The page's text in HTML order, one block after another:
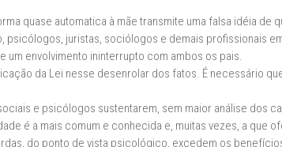
quase automatica à mãe transmite uma falsa idéia de
psicólogos, juristas, sociólogos e demais profissionais
envolvimento ininterrupto com ambos os pais.
da Lei nesse desenrolar dos fatos. É necessário
e psicólogos sustentarem, sem maior análise dos
é a mais comum e conhecida e, muitas vezes, a que
do ponto de vista psicológico, excedem os